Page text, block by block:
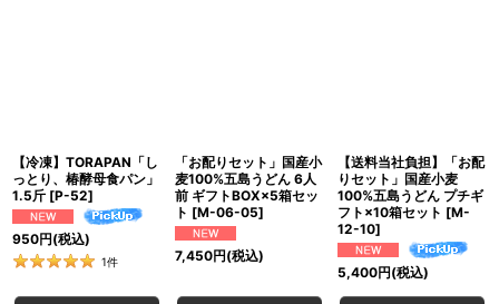
【冷凍】TORAPAN「し
っとり、椿酵母食パン」
1.5斤 [P-52]
950円(税込)
1件
「お配りセット」国産小
麦100%五島うどん 6人
前 ギフトBOX×5箱セッ
ト [M-06-05]
7,450円(税込)
【送料当社負担】「お配
りセット」国産小麦
100%五島うどん プチギ
フト×10箱セット [M-
12-10]
5,400円(税込)